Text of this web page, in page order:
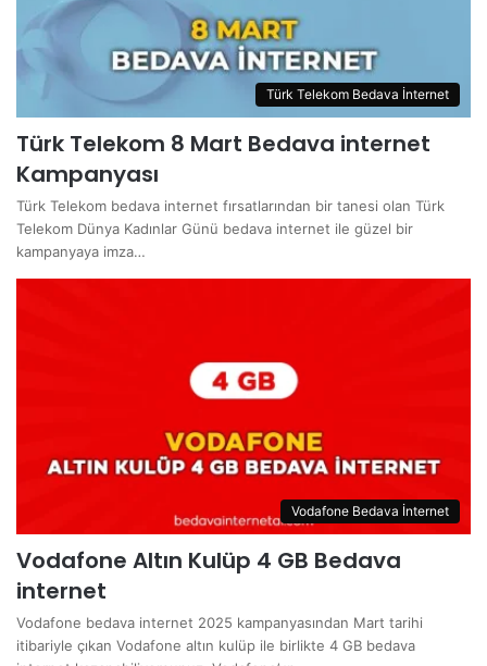
Türk Telekom Bedava İnternet
Türk Telekom 8 Mart Bedava internet
Kampanyası
Türk Telekom bedava internet fırsatlarından bir tanesi olan Türk
Telekom Dünya Kadınlar Günü bedava internet ile güzel bir
kampanyaya imza…
Vodafone Bedava İnternet
Vodafone Altın Kulüp 4 GB Bedava
internet
Vodafone bedava internet 2025 kampanyasından Mart tarihi
itibariyle çıkan Vodafone altın kulüp ile birlikte 4 GB bedava